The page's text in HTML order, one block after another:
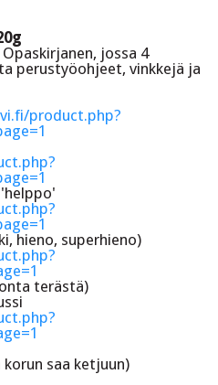
jossa 4
perustyöohjeet, vinkkejä ja
product.php?
hieno, superhieno)
terästä)
saa ketjuun)